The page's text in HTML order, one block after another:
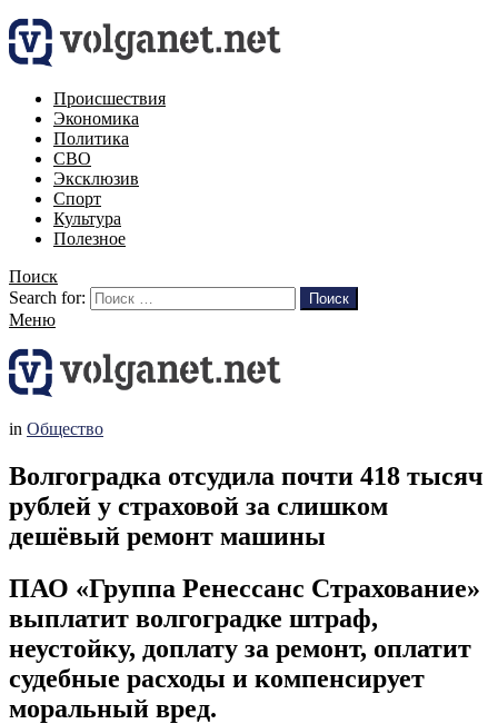
Происшествия
Экономика
Политика
СВО
Эксклюзив
Спорт
Культура
Полезное
Поиск
Search for:
Поиск
Меню
in Общество
Волгоградка отсудила почти 418 тысяч
рублей у страховой за слишком
дешёвый ремонт машины
ПАО «Группа Ренессанс Страхование»
выплатит волгоградке штраф,
неустойку, доплату за ремонт, оплатит
судебные расходы и компенсирует
моральный вред.